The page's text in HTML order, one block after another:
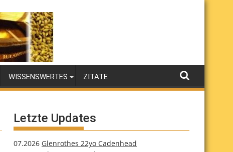
WISSENSWERTES ZITATE
Letzte Updates
07.2026 Glenrothes 22yo Cadenhead